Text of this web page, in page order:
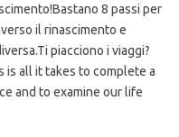
8 passi per
il rinascimento e
piacciono i viaggi?
is all it takes to complete a
and to examine our life